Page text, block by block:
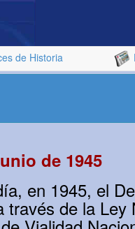
de Historia
de 1945
en 1945, el
de la